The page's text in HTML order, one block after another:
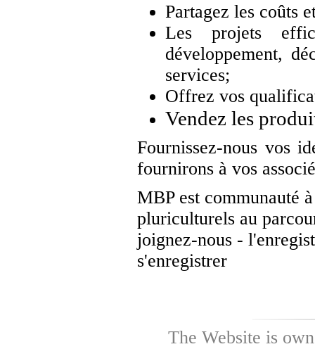
Partagez les coûts
Les projets
développement,
services;
Offrez vos
Vendez les
Fournissez-nous vos
fournirons à vos
MBP est communauté
pluriculturels au
joignez-nous -
s'enregistrer
The Website is